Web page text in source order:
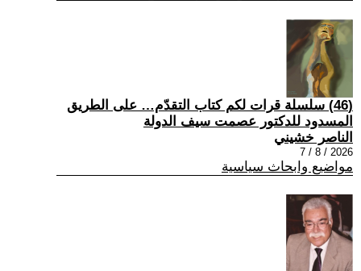
(46) سلسلة قرات لكم كتاب التقدّم… على الطريق
المسدود للدكتور عصمت سيف الدولة
الناصر خشيني
2026 / 8 / 7
مواضيع وابحاث سياسية